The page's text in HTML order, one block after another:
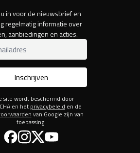
u in voor de nieuwsbrief en
regelmatig informatie over
aanbiedingen en acties.
Inschrijven
site wordt beschermd door
en het privacybeleid en de
van Google zijn van
toepassing.
FacebookInstagram
TwitterYouTube